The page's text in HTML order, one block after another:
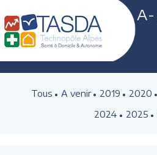
A-
Tous A venir 2019 2020
2024
2025